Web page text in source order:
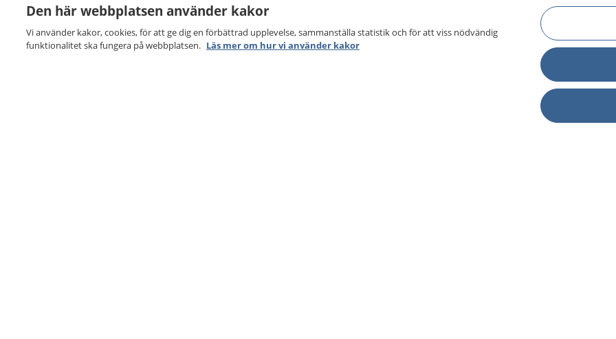
Den här webbplatsen använder kakor
Vi använder kakor, cookies, för att ge dig en förbättrad upplevelse, sammanställa statistik och för att viss nödvändig
funktionalitet ska fungera på webbplatsen. Läs mer om hur vi använder kakor